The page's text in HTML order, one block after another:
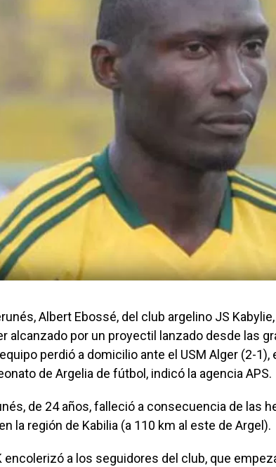
Albert Ebossé, del club argelino JS
alcanzado por un proyectil lanzado desde las
perdió a domicilio ante el USM Alger (2-1),
de Argelia de fútbol, indicó la agencia APS.
de 24 años, falleció a consecuencia de las
la región de Kabilia (a 110 km al este de Argel).
encolerizó a los seguidores del club, que